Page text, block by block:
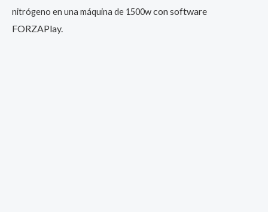
nitrógeno en una máquina de 1500wcon software
FORZAPlay.